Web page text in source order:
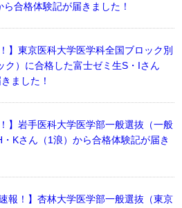
合格体験記が届きました！
】東京医科大学医学科全国ブロック別
ク）に合格した富士ゼミ生S・Iさん
ました！
】岩手医科大学医学部一般選抜（一般
Kさん（1浪）から合格体験記が届き
報！】杏林大学医学部一般選抜（東京